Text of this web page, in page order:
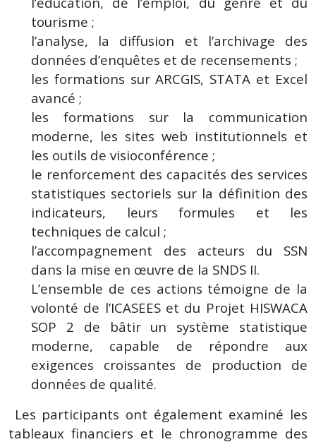
tourisme ;
l’analyse, la diffusion et l’archivage des
données d’enquêtes et de recensements ;
les formations sur ARCGIS, STATA et Excel
avancé ;
les formations sur la communication
moderne, les sites web institutionnels et
les outils de visioconférence ;
le renforcement des capacités des services
statistiques sectoriels sur la définition des
indicateurs, leurs formules et les
techniques de calcul ;
l’accompagnement des acteurs du SSN
dans la mise en œuvre de la SNDS II.
L’ensemble de ces actions témoigne de la
volonté de l’ICASEES et du Projet HISWACA
SOP 2 de bâtir un système statistique
moderne, capable de répondre aux
exigences croissantes de production de
données de qualité.
Les participants ont également examiné les
tableaux financiers et le chronogramme des